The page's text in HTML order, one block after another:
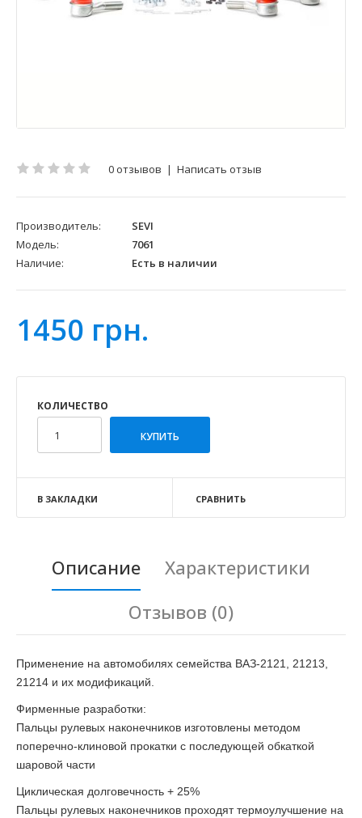
0 отзывов | Написать отзыв
Производитель:
SEVI
Модель:
7061
Наличие:
Есть в наличии
1450 грн.
КОЛИЧЕСТВО
В ЗАКЛАДКИ СРАВНИТЬ
Описание
Характеристики
Отзывов (0)
Применение на автомобилях семейства ВАЗ-2121, 21213,
21214 и их модификаций.
Фирменные разработки:
Пальцы рулевых наконечников изготовлены методом
поперечно-клиновой прокатки с последующей обкаткой
шаровой части
Циклическая долговечность + 25%
Пальцы рулевых наконечников проходят термоулучшение на